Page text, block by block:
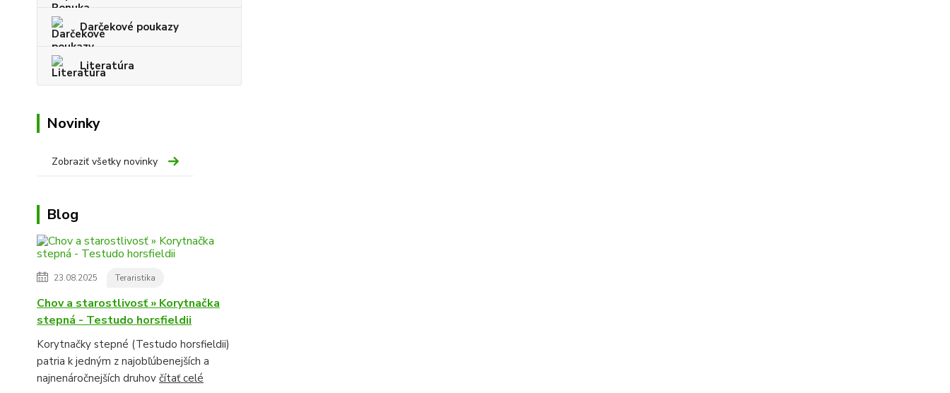
Darčekové poukazy
Literatúra
Novinky
Zobraziť všetky novinky
Blog
23.08.2025 Teraristika
Chov a starostlivosť » Korytnačka
stepná - Testudo horsfieldii
Korytnačky stepné (Testudo horsfieldii)
patria k jedným z najobľúbenejších a
najnenáročnejších druhov čítať celé